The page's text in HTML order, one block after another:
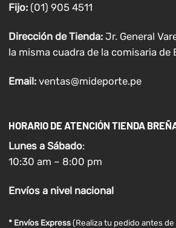
Fijo:(01) 905 4511
Dirección de Tienda: Jr. General
la misma cuadra de la comisaria de
Email: ventas@mideporte.pe
HORARIO DE ATENCIÓN TIENDA
Lunes a Sábado:
10:30 am – 8:00 pm
Envíosa nivel nacional
* Envíos Express(Realiza tu pedido antes